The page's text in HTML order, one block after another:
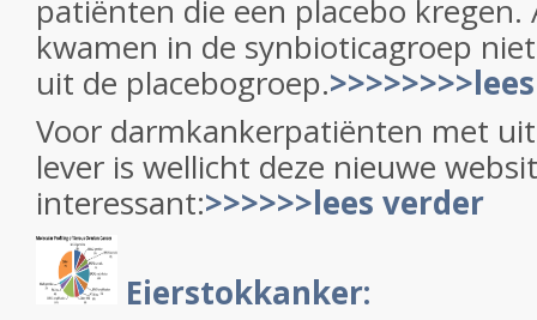
patiënten die een placebo kregen.
kwamen in de synbioticagroep
uit de placebogroep.
Voor darmkankerpatiënten met
lever is wellicht deze nieuwe
interessant:>>>>>>lees verder
Eierstokkanker: